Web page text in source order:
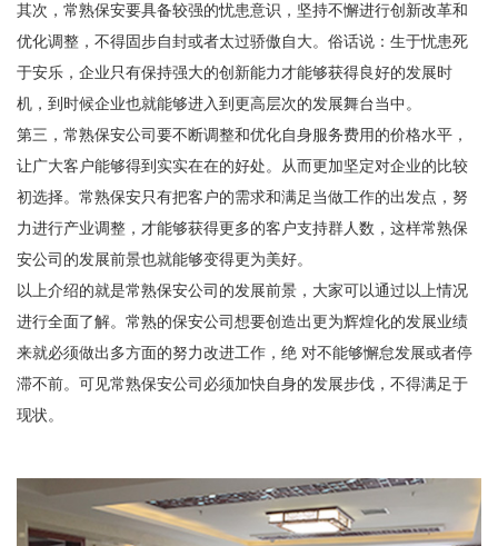
其次，常熟保安要具备较强的忧患意识，坚持不懈进行创新改革和
优化调整，不得固步自封或者太过骄傲自大。俗话说：生于忧患死
于安乐，企业只有保持强大的创新能力才能够获得良好的发展时
机，到时候企业也就能够进入到更高层次的发展舞台当中。
第三，常熟保安公司要不断调整和优化自身服务费用的价格水平，
让广大客户能够得到实实在在的好处。从而更加坚定对企业的比较
初选择。常熟保安只有把客户的需求和满足当做工作的出发点，努
力进行产业调整，才能够获得更多的客户支持群人数，这样常熟保
安公司的发展前景也就能够变得更为美好。
以上介绍的就是常熟保安公司的发展前景，大家可以通过以上情况
进行全面了解。常熟的保安公司想要创造出更为辉煌化的发展业绩
来就必须做出多方面的努力改进工作，绝 对不能够懈怠发展或者停
滞不前。可见常熟保安公司必须加快自身的发展步伐，不得满足于
现状。